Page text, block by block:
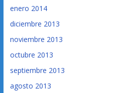
enero 2014
diciembre 2013
noviembre 2013
octubre 2013
septiembre 2013
agosto 2013